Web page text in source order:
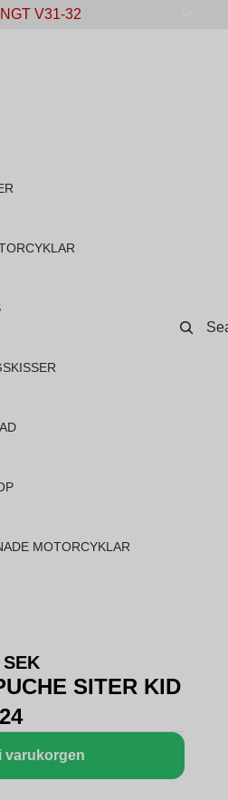
V31-32
MOTORCYKLAR
SITER KID
varukorgen